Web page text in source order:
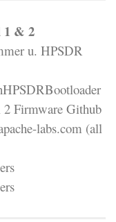
1 & 2
u. HPSDR
2 Firmware Github
labs.com (all